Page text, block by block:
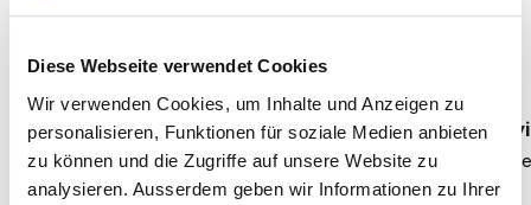
Diese Webseite verwendet Cookies
Wir verwenden Cookies, um Inhalte und Anzeigen zu
personalisieren, Funktionen für soziale Medien anbieten
zu können und die Zugriffe auf unsere Website zu
analysieren. Ausserdem geben wir Informationen zu Ihrer
Einblicke zu 40 Jahren
Oppermann
Geschäftsführung Heike Dirmeier
Dauer 4 Minuten